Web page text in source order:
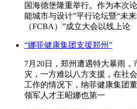
国海德堡隆重举行。作为本次
能城市与设计”平行论坛暨“未
（FCBA）”成立大会以线上论
“娜菲健康集团支援郑州”
7月20日，郑州遭遇特大暴雨
灾，一方难以八方支援，在社
工作的情况下，纳菲健康集团
领军人才王昭娜也第一